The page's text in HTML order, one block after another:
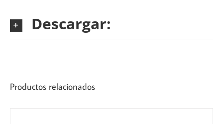
Descargar:
Productos relacionados